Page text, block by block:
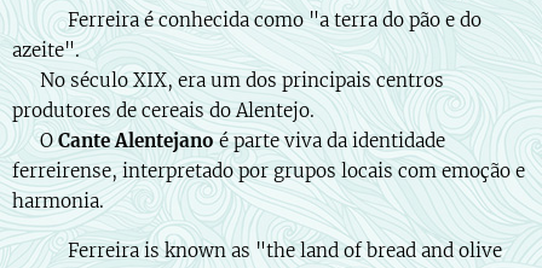
🇵🇹 🌾 Ferreira é conhecida como "a terra do pão e do
azeite".
📜 No século XIX, era um dos principais centros
produtores de cereais do Alentejo.
🎶 OCante Alentejanoé parte viva da identidade
ferreirense, interpretado por grupos locais com emoção e
harmonia.
🇬🇧 🌾 Ferreira is known as "the land of bread and olive